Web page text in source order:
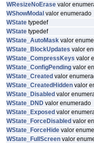
WResizeNoErase valor
WShowModal valor enumerado
WState typedef
WState typedef
WState_AutoMask valor
WState_BlockUpdates valor
WState_CompressKeys valor
WState_ConfigPending valor
WState_Created valor
WState_CreatedHidden valor
WState_Disabled valor
WState_DND valor enumerado
WState_Exposed valor
WState_ForceDisabled valor
WState_ForceHide valor
WState_FullScreen valor